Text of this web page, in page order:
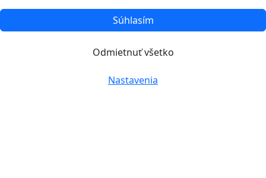
Súhlasím
Odmietnuť všetko
Nastavenia